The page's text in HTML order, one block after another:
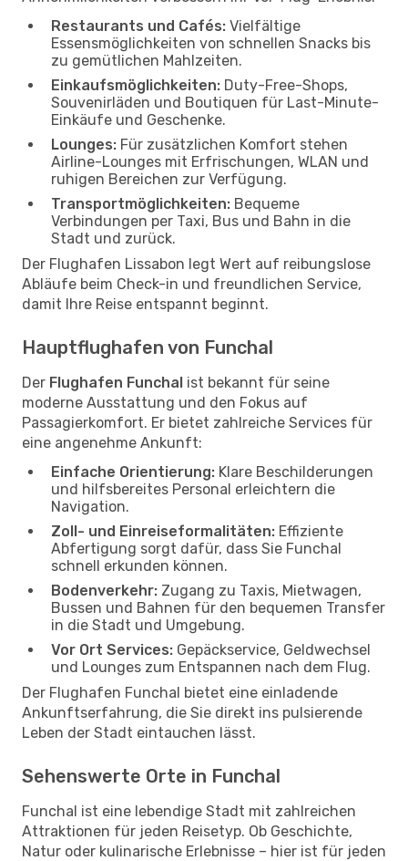
Restaurants und Cafés: Vielfältige
Essensmöglichkeiten von schnellen Snacks bis
zu gemütlichen Mahlzeiten.
Einkaufsmöglichkeiten: Duty-Free-Shops,
Souvenirläden und Boutiquen für Last-Minute-
Einkäufe und Geschenke.
Lounges: Für zusätzlichen Komfort stehen
Airline-Lounges mit Erfrischungen, WLAN und
ruhigen Bereichen zur Verfügung.
Transportmöglichkeiten: Bequeme
Verbindungen per Taxi, Bus und Bahn in die
Stadt und zurück.
Der Flughafen Lissabon legt Wert auf reibungslose
Abläufe beim Check-in und freundlichen Service,
damit Ihre Reise entspannt beginnt.
Hauptflughafen von Funchal
Der Flughafen Funchal ist bekannt für seine
moderne Ausstattung und den Fokus auf
Passagierkomfort. Er bietet zahlreiche Services für
eine angenehme Ankunft:
Einfache Orientierung: Klare Beschilderungen
und hilfsbereites Personal erleichtern die
Navigation.
Zoll- und Einreiseformalitäten: Effiziente
Abfertigung sorgt dafür, dass Sie Funchal
schnell erkunden können.
Bodenverkehr: Zugang zu Taxis, Mietwagen,
Bussen und Bahnen für den bequemen Transfer
in die Stadt und Umgebung.
Vor Ort Services: Gepäckservice, Geldwechsel
und Lounges zum Entspannen nach dem Flug.
Der Flughafen Funchal bietet eine einladende
Ankunftserfahrung, die Sie direkt ins pulsierende
Leben der Stadt eintauchen lässt.
Sehenswerte Orte in Funchal
Funchal ist eine lebendige Stadt mit zahlreichen
Attraktionen für jeden Reisetyp. Ob Geschichte,
Natur oder kulinarische Erlebnisse – hier ist für jeden